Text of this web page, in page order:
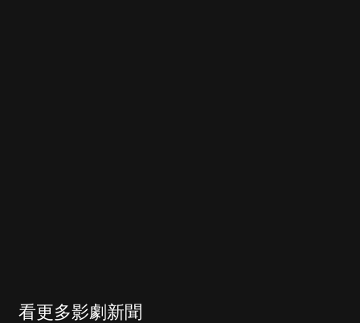
看更多影劇新聞